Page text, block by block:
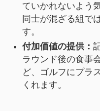
ていかれないよう
同士が混ざる組で
す。
付加価値の提供：
ラウンド後の食事
ど、ゴルフにプラ
くれます。